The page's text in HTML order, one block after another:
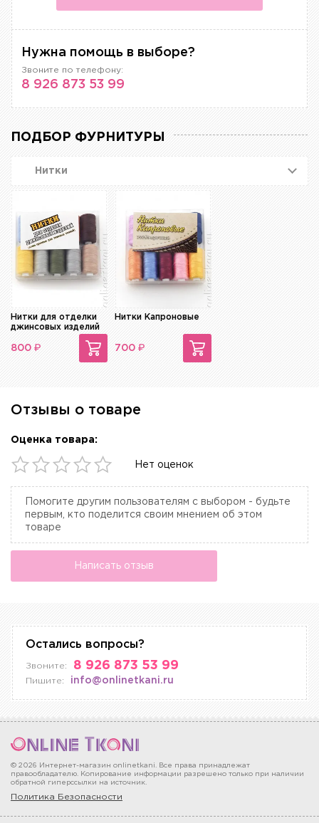
Нужна помощь в выборе?
Звоните по телефону:
8 926 873 53 99
ПОДБОР ФУРНИТУРЫ
Нитки
Нитки для отделки
джинсовых изделий
800 ₽
Нитки Капроновые
700 ₽
Отзывы о товаре
Оценка товара:
Нет оценок
Помогите другим пользователям с выбором - будьте
первым, кто поделится своим мнением об этом
товаре
Написать отзыв
Остались вопросы?
Звоните: 8 926 873 53 99
Пишите: info@onlinetkani.ru
© 2026 Интернет-магазин onlinetkani. Все права принадлежат
правообладателю. Копирование информации разрешено только при наличии
обратной гиперссылки на источник.
Политика Безопасности